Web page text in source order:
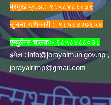
प्रमुख प्र.अ.:-९८५८४८८०३९
सुचना अधिकारी :- ९८५८४२७६५४
एम्बुलेन्स चालकः- ९८५८४८८०३८
इमेल : info@jorayalmun.gov.np,
jorayalrlmp@gmail.com